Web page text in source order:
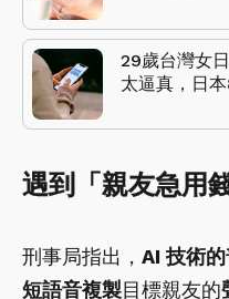
29歲台灣女
太逼真，日
遇到「親友急用
刑事局指出， AI 技術的
短語音複製目標親友的